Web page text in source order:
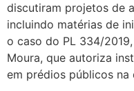
discutiram projetos de
incluindo matérias de
o caso do PL 334/
Moura, que autoriza
em prédios públicos